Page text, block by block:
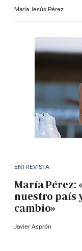
María Jesús Pérez
ENTREVISTA
María Pérez:
nuestro país
cambio»
Javier Asprón